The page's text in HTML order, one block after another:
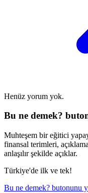
Henüz yorum yok.
Bu ne demek?
Muhteşem bir eğitici
finansal terimleri,
anlaşılır şekilde açıklar.
Türkiye'de ilk ve tek!
Bu ne demek? butonunu